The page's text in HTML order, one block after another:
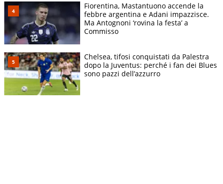
Fiorentina, Mastantuono accende la
febbre argentina e Adani impazzisce.
Ma Antognoni ‘rovina la festa’ a
Commisso
Chelsea, tifosi conquistati da Palestra
dopo la Juventus: perché i fan dei Blues
sono pazzi dell’azzurro